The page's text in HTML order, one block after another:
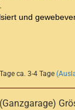
und
ca. 3-4 Tage